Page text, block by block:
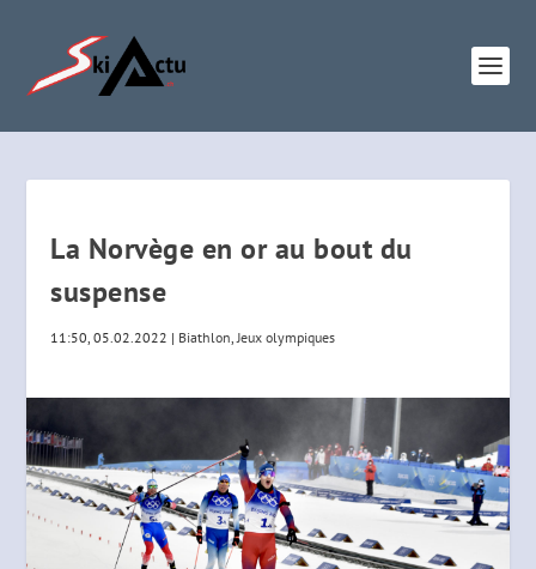
La Norvège en or au bout du
suspense
11:50, 05.02.2022 | Biathlon,Jeux olympiques